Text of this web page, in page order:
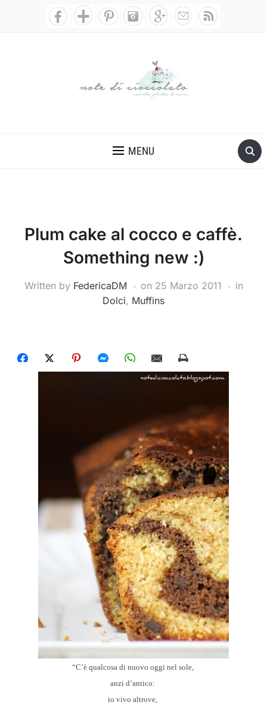
MENU
Plum cake al cocco e caffè.
Something new :)
Written by FedericaDM on 25 Marzo 2011
in
Dolci, Muffins
“C’è qualcosa di nuovo oggi nel sole,
anzi d’antico:
io vivo altrove,